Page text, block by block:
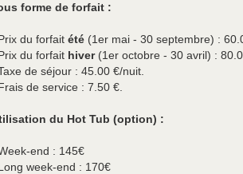
forme de forfait :
du forfait été (1er mai - 30 septembre) :
du forfait hiver(1er octobre - 30 avril) :
de séjour : 45.00 €/nuit.
de service : 7.50 €.
du Hot Tub (option) :
end : 145€
week-end : 170€